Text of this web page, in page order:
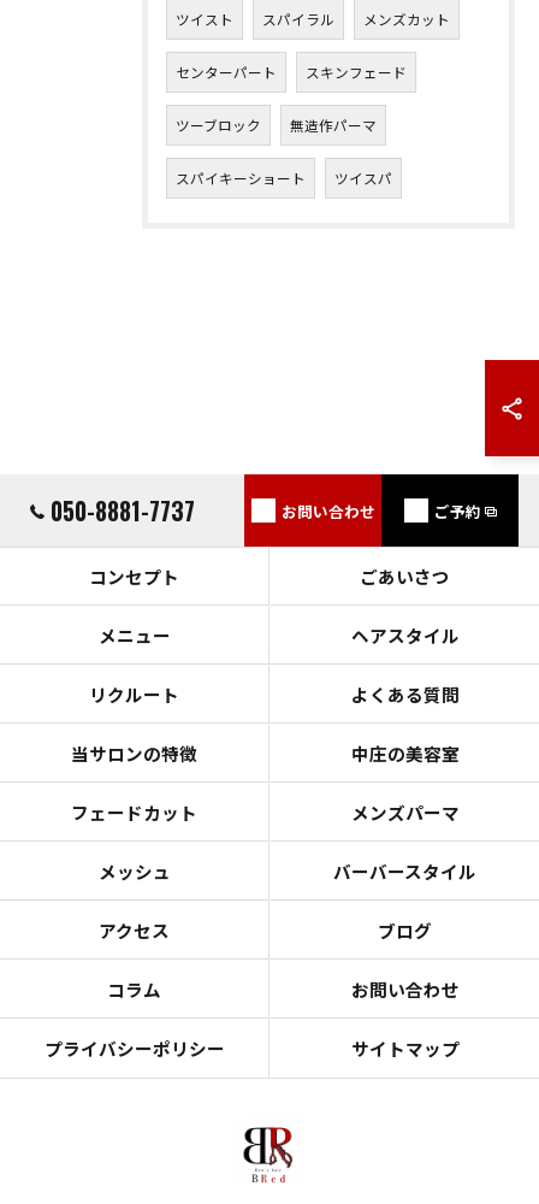
ツイスト スパイラル メンズカット
センターパート スキンフェード
ツーブロック 無造作パーマ
スパイキーショート ツイスパ
050-8881-7737 お問い合わせ ご予約
コンセプト ごあいさつ
メニュー ヘアスタイル
リクルート よくある質問
当サロンの特徴 中庄の美容室
フェードカット メンズパーマ
メッシュ バーバースタイル
アクセス ブログ
コラム お問い合わせ
プライバシーポリシー サイトマップ